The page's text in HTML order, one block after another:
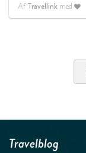
AfTravellink med
Travelblog